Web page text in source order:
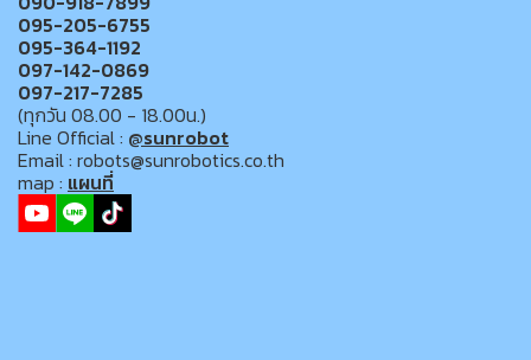
095-205-6755
095-364-1192
097-142-0869
097-217-7285
(ทุกวัน 08.00 - 18.00น.)
Line Official : @sunrobot
Email : robots@sunrobotics.co.th
map : แผนที่